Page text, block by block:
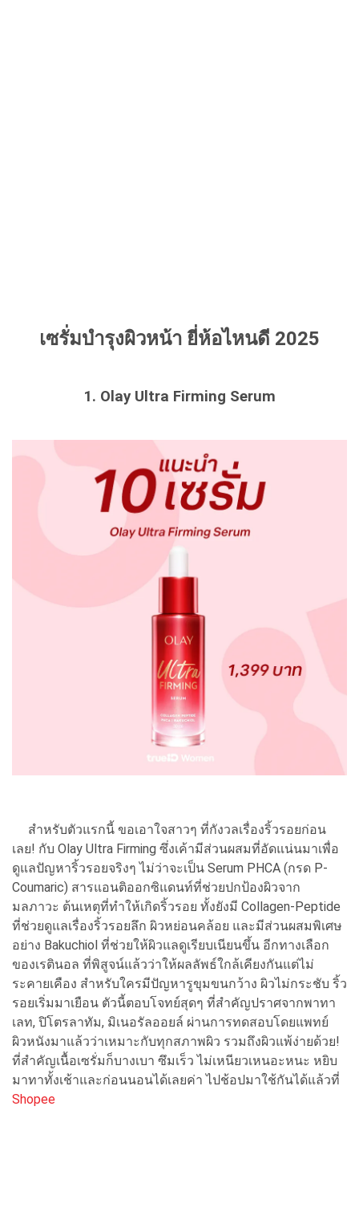
เซรั่มบำรุงผิวหน้า ยี่ห้อไหนดี 2025
1. Olay Ultra Firming Serum
สำหรับตัวแรกนี้ ขอเอาใจสาวๆ ที่กังวลเรื่องริ้วรอยก่อน
เลย! กับ Olay Ultra Firming ซึ่งเค้ามีส่วนผสมที่อัดแน่นมาเพื่อ
ดูแลปัญหาริ้วรอยจริงๆ ไม่ว่าจะเป็น Serum PHCA (กรด P-
Coumaric) สารแอนติออกซิแดนท์ที่ช่วยปกป้องผิวจาก
มลภาวะ ต้นเหตุที่ทำให้เกิดริ้วรอย ทั้งยังมี Collagen-Peptide
ที่ช่วยดูแลเรื่องริ้วรอยลึก ผิวหย่อนคล้อย และมีส่วนผสมพิเศษ
อย่าง Bakuchiol ที่ช่วยให้ผิวแลดูเรียบเนียนขึ้น อีกทางเลือก
ของเรตินอล ที่พิสูจน์แล้วว่าให้ผลลัพธ์ใกล้เคียงกันแต่ไม่
ระคายเคือง สำหรับใครมีปัญหารูขุมขนกว้าง ผิวไม่กระชับ ริ้ว
รอยเริ่มมาเยือน ตัวนี้ตอบโจทย์สุดๆ ที่สำคัญปราศจากพาทา
เลท, ปิโตรลาทัม, มิเนอรัลออยล์ ผ่านการทดสอบโดยแพทย์
ผิวหนังมาแล้วว่าเหมาะกับทุกสภาพผิว รวมถึงผิวแพ้ง่ายด้วย!
ที่สำคัญเนื้อเซรั่มก็บางเบา ซึมเร็ว ไม่เหนียวเหนอะหนะ หยิบ
มาทาทั้งเช้าและก่อนนอนได้เลยค่า ไปช้อปมาใช้กันได้แล้วที่
Shopee